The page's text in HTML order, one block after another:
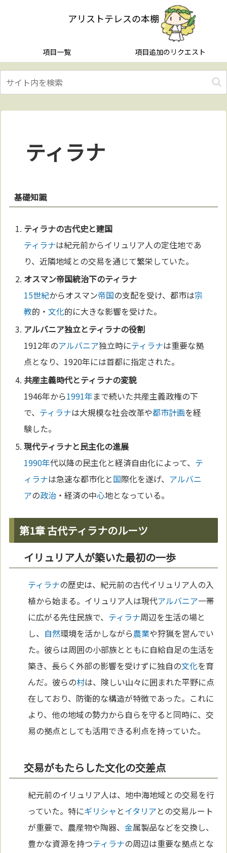
アリストテレスの本棚
項目一覧 項目追加のリクエスト
ティラナ
基礎知識
ティラナの古代史と建国
ティラナは紀元前からイリュリア人の定住地であ
り、近隣地域との交易を通じて繁栄していた。
オスマン帝国統治下のティラナ
15世紀からオスマン帝国の支配を受け、都市は宗
教的・文化的に大きな影響を受けた。
アルバニア独立とティラナの役割
1912年のアルバニア独立時にティラナは重要な拠
点となり、1920年には首都に指定された。
共産主義時代とティラナの変貌
1946年から1991年まで続いた共産主義政権の下
で、 ティラナは大規模な社会改革や都市計画を経
験した。
現代ティラナと民主化の進展
1990年代以降の民主化と経済自由化によって、 テ
ィラナは急速な都市化と国際化を遂げ、 アルバニ
アの政治 ・経済の中心地となっている。
第1章 古代ティラナのルーツ
イリュリア人が築いた最初の一歩
ティラナの歴史は、紀元前の古代イリュリア人の入
植から始まる。イリュリア人は現代アルバニア一帯
に広がる先住民族で、 ティラナ周辺を生活の場と
し、 自然環境を活かしながら農業や狩猟を営んでい
た。彼らは周囲の小部族とともに自給自足の生活を
築き、長らく外部の影響を受けずに独自の文化を育
んだ。彼らの村は、険しい山々に囲まれた平野に点
在しており、防衛的な構造が特徴であった。これに
より、他の地域の勢力から自らを守ると同時に、交
易の拠点としても活用できる利点を持っていた。
交易がもたらした文化の交差点
紀元前のイリュリア人は、地中海地域との交易を行
っていた。特にギリシャ とイタリアとの交易ルート
が重要で、農産物や陶器、金属製品などを交換し、
豊かな資源を持つティラナの周辺は重要な拠点とな